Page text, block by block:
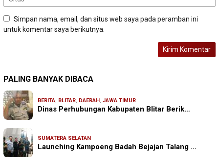
Simpan nama, email, dan situs web saya pada peramban ini
untuk komentar saya berikutnya.
PALING BANYAK DIBACA
BERITA, BLITAR, DAERAH , JAWA TIMUR
Dinas Perhubungan Kabupaten Blitar Berik…
SUMATERA SELATAN
Launching Kampoeng Badah Bejajan Talang …